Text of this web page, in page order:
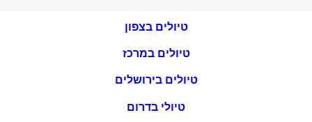
טיולים בצפון
טיולים במרכז
טיולים בירושלים
טיולי בדרום